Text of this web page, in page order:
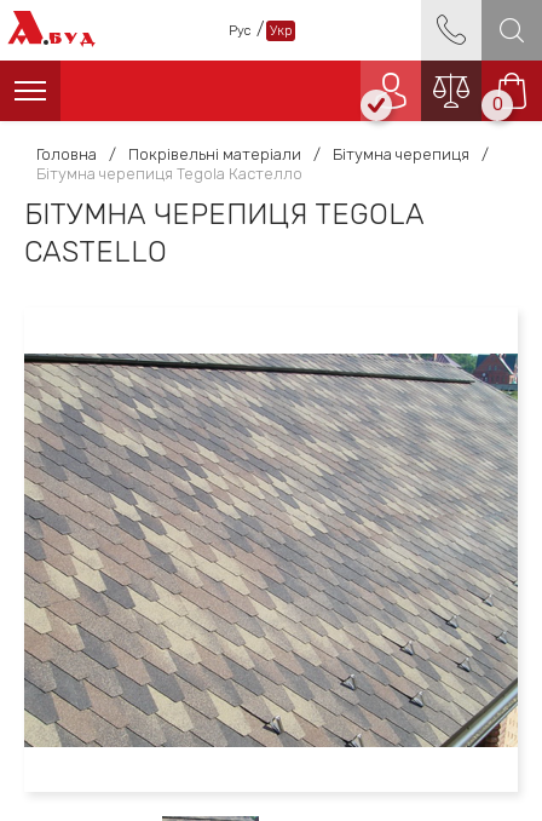
АБУД Рус / Укр
0
Головна / Покрівельні матеріали / Бітумна черепиця
/
Бітумна черепиця Tegola Кастелло
БІТУМНА ЧЕРЕПИЦЯ TEGOLA
CASTELLO